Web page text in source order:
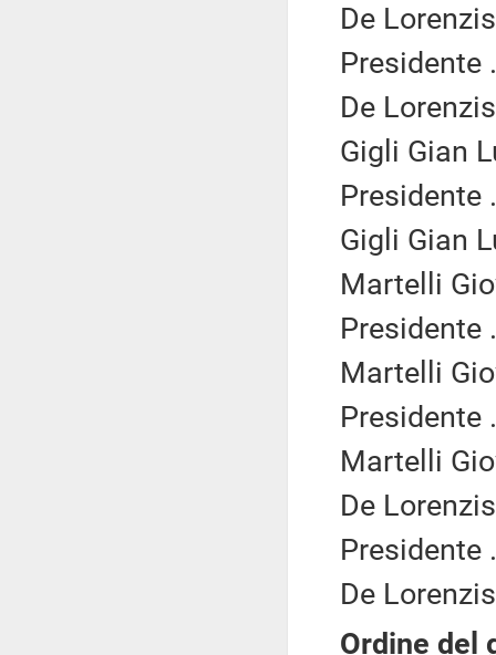
De
Presidente
De
Gigli Gian
Presidente
Gigli Gian
Martelli
Presidente
Martelli
Presidente
Martelli
De
Presidente
De
Ordine del